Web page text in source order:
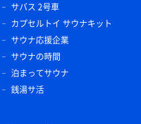
サバス 2号車
カプセルトイ サウナキット
サウナ応援企業
サウナの時間
泊まってサウナ
銭湯サ活